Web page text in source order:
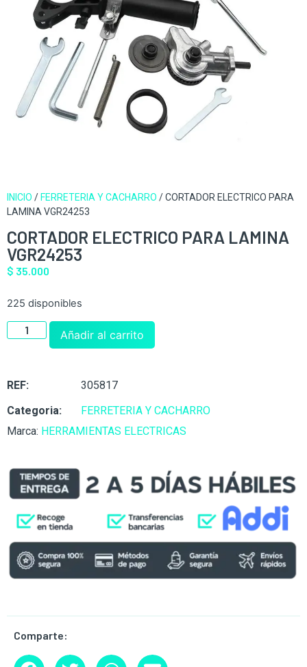
INICIO / FERRETERIA Y CACHARRO / CORTADOR ELECTRICO PARA
LAMINA VGR24253
CORTADOR ELECTRICO PARA LAMINA
VGR24253
$ 35.000
225 disponibles
Añadir al carrito
REF:
305817
Categoria:
FERRETERIA Y CACHARRO
Marca: HERRAMIENTAS ELECTRICAS
Comparte: